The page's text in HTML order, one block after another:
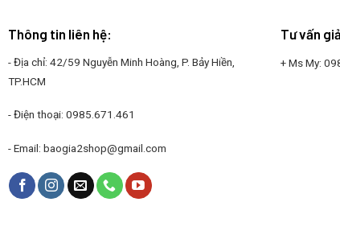
Thông tin liên hệ:
- Địa chỉ: 42/59 Nguyễn Minh Hoàng, P. Bảy Hiền,
TP.HCM
- Điện thoại: 0985.671.461
- Email: baogia2shop@gmail.com
Tư vấn
+ Ms My: